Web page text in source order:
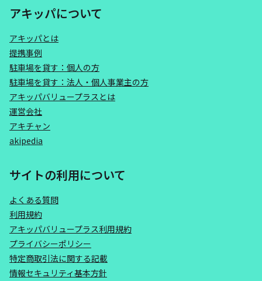
アキッパについて
アキッパとは
提携事例
駐車場を貸す：個人の方
駐車場を貸す：法人・個人事業主の方
アキッパバリュープラスとは
運営会社
アキチャン
akipedia
サイトの利用について
よくある質問
利用規約
アキッパバリュープラス利用規約
プライバシーポリシー
特定商取引法に関する記載
情報セキュリティ基本方針